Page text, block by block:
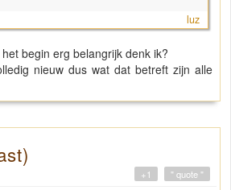
luz
begin erg belangrijk denk ik?
nieuw dus wat dat betreft zijn alle
" quote "
+1